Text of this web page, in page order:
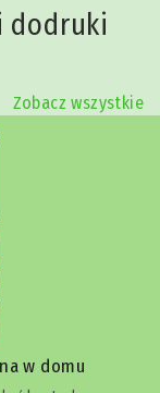
dodruki
Zobacz wszystkie
w domu